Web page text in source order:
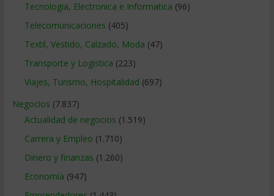
Tecnologia, Electronica e Informatica (96)
Telecomunicaciones (405)
Textil, Vestido, Calzado, Moda (47)
Transporte y Logistica (223)
Viajes, Turismo, Hospitalidad (697)
Negocios (7.837)
Actualidad de negocios (1.519)
Carrera y Empleo (1.710)
Dinero y finanzas (1.260)
Economía (947)